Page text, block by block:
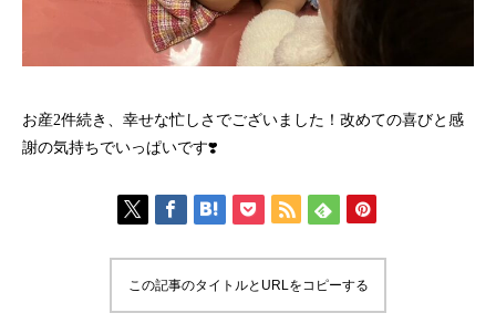
お産2件続き、幸せな忙しさでございました！改めての喜びと感
謝の気持ちでいっぱいです❣️
この記事のタイトルとURLをコピーする